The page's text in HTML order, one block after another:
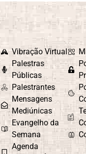
Vibração Virtual
Palestras
Públicas
Palestrantes
Mensagens
Mediúnicas
Evangelho da
Semana
Agenda